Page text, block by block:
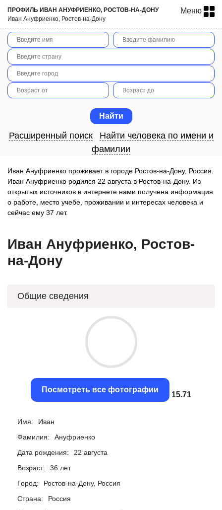
ПРОФИЛЬ ИВАН АНУФРИЕНКО, РОСТОВ-НА-ДОНУ
Иван Ануфриенко, Ростов-на-Дону
Меню
Расширенный поиск
Найти человека по имени и
фамилии
Иван Ануфриенко проживает в городе Ростов-на-Дону, Россия.
Иван Ануфриенко родился 22 августа в Ростов-на-Дону. Из
открытых источников в интернете нами получена информация
о работе, место учебе, проживании и интересах человека и
сейчас ему 37 лет.
Иван Ануфриенко, Ростов-
на-Дону
Общие сведения
Посмотреть все фотографии
15.43
Имя:
Иван
Фамилия:
Ануфриенко
Дата рождения:
22 августа
Возраст:
36 лет
Город:
Ростов-на-Дону, Россия
Страна:
Россия